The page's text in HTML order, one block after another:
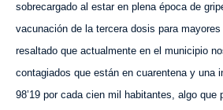
sobrecargado al estar en plena época de
vacunación de la tercera dosis para
resaltado que actualmente en el municipio
contagiados que están en cuarentena y una
98’19 por cada cien mil habitantes, algo que